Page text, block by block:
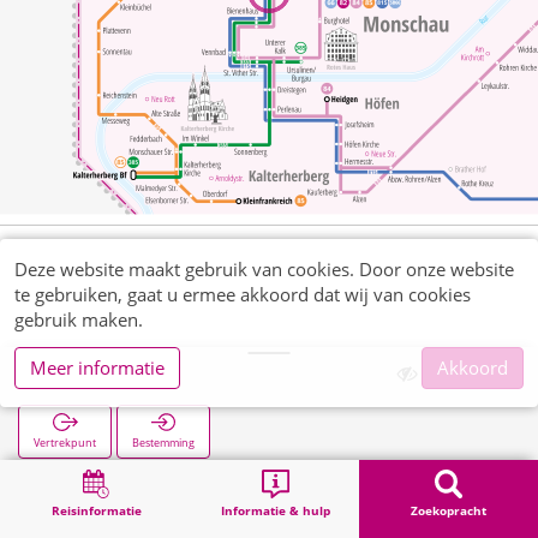
Reisinformatie Informatie & hulp Zoekopracht
Bergstraße
Vertrekpunt Bestemming
Zoekopracht
Deze website maakt gebruik van cookies. Door onze website
te gebruiken, gaat u ermee akkoord dat wij van cookies
gebruik maken.
Meer informatie
Akkoord